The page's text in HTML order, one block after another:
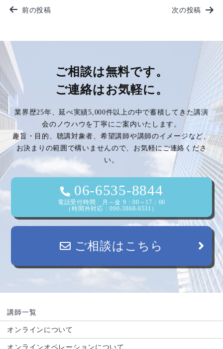
投
ナ
ビ
ゲ
ー
シ
ョ
ン
前の投稿 次の投稿
ご相談は無料です。
ご連絡はお気軽に。
業界歴25年、延べ実績5,000件以上の中で蓄積してきた講演
会のノウハウを丁寧にご案内いたします。
趣旨・目的、聴講対象者、希望講師や講師のイメージなど、
お決まりの範囲で構いませんので、お気軽にご連絡くださ
い。
06-6535-8844
電話受付時間 月～金 9：00～17：00
（時間外対応：090-3868-6531）
ご相談はこちら
講師一覧
オンラインについて
オンラインオペレーションについて